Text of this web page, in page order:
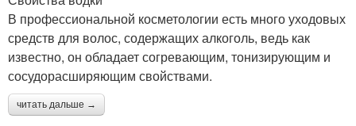
В профессиональной косметологии есть много уходовых
средств для волос, содержащих алкоголь, ведь как
известно, он обладает согревающим, тонизирующим и
сосудорасширяющим свойствами.
читать дальше →